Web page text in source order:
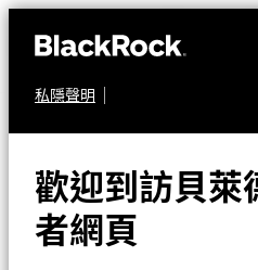
私隱聲明
歡迎到訪貝萊
者網頁
多元資產
貝萊德
基金